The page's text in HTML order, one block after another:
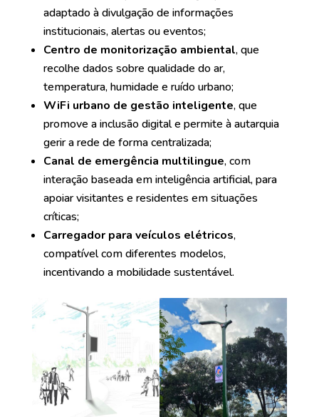
adaptado à divulgação de informações
institucionais, alertas ou eventos;
Centro de monitorização ambiental, que
recolhe dados sobre qualidade do ar,
temperatura, humidade e ruído urbano;
WiFi urbano de gestão inteligente, que
promove a inclusão digital e permite à autarquia
gerir a rede de forma centralizada;
Canal de emergência multilingue, com
interação baseada em inteligência artificial, para
apoiar visitantes e residentes em situações
críticas;
Carregador para veículos elétricos,
compatível com diferentes modelos,
incentivando a mobilidade sustentável.